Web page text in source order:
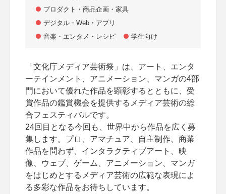
プロダクト・商品企画・家具
デジタル・Web・アプリ
音楽・エンタメ・レシピ
学生向け
「文化庁メディア芸術祭」は、アート、エンタ
ーテインメント、アニメーション、マンガの4部
門において優れた作品を顕彰するとともに、受
賞作品の鑑賞機会を提供するメディア芸術の総
合フェスティバルです。
24回目となる今回も、世界中から作品を広く募
集します。プロ、アマチュア、自主制作、商業
作品を問わず、インタラクティブアート、映
像、ウェブ、ゲーム、アニメーション、マンガ
をはじめとするメディア芸術の広範な表現によ
る多彩な作品をお待ちしています。